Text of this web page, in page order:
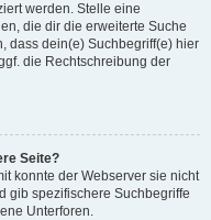
werden. Stelle eine
die dir die erweiterte Suche
dass dein(e) Suchbegriff(e) hier
die Rechtschreibung der
Seite?
konnte der Webserver sie nicht
gib spezifischere Suchbegriffe
Unterforen.